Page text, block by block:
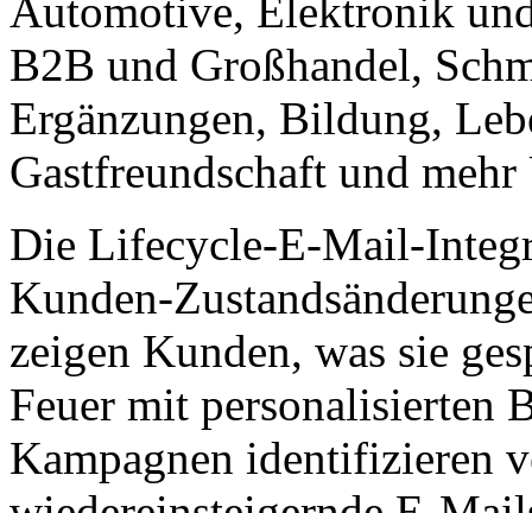
Automotive, Elektronik
B2B und Großhandel,
Ergänzungen, Bildung,
Gastfreundschaft und
Die Lifecycle-E-Mail-
Kunden-
zeigen Kunden, was sie
Feuer mit personalisierten
Kampagnen identifizieren